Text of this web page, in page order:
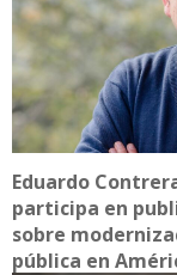
Eduardo
participa en
sobre
pública en